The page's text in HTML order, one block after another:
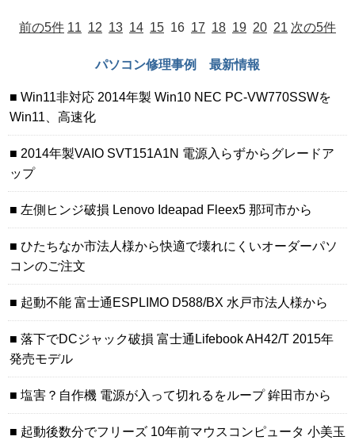
前の5件 11 12 13 14 15 16 17 18 19 20 21 次の5件
パソコン修理事例 最新情報
Win11非対応 2014年製 Win10 NEC PC-VW770SSWを
Win11、高速化
2014年製VAIO SVT151A1N 電源入らずからグレードア
ップ
左側ヒンジ破損 Lenovo Ideapad Fleex5 那珂市から
ひたちなか市法人様から快適で壊れにくいオーダーパソ
コンのご注文
起動不能 富士通ESPLIMO D588/BX 水戸市法人様から
落下でDCジャック破損 富士通Lifebook AH42/T 2015年
発売モデル
塩害？自作機 電源が入って切れるをループ 鉾田市から
起動後数分でフリーズ 10年前マウスコンピュータ 小美玉